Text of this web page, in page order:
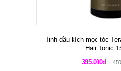
Tinh dầu kích mọc tóc
Hair Tonic
395.000đ